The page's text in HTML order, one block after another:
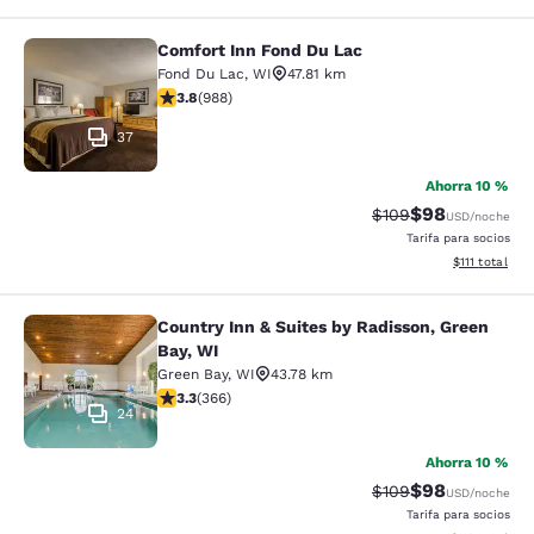
Comfort Inn Fond Du Lac
37
Comfort Inn Fond Du Lac
Fond Du Lac, WI
47.81 km
calificación de 3.79 estrellas. Bueno. 988 reseñas
3.8(988)
Ahorra 10 %
Precio tachado:
$109Precio con
$98USD/noche
Tarifa para socios
Ver detalles
$111 total
Country Inn & Suites by Radisson,
24
Country Inn & Suites by Radisson, Green
Bay, WI
Green Bay, WI
43.78 km
calificación de 3.28 estrellas. Bueno. 366 reseñas
3.3(366)
Ahorra 10 %
Precio tachado:
$109Precio con
$98USD/noche
Tarifa para socios